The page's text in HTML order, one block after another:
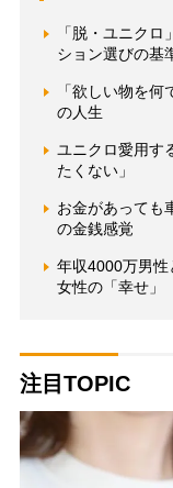
「脱・ユニク
ション選びの基
「欲しい物を
の人生
ユニクロ愛用す
たくない」
お金があっても
の金銭感覚
年収4000万男
女性の「幸せ」
注目TOPIC